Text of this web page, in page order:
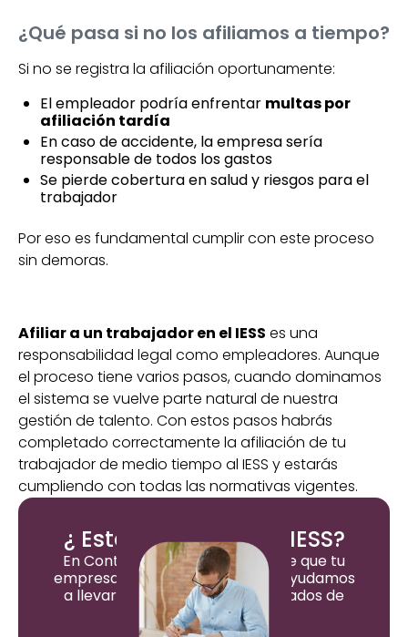
¿Qué pasa si no los afiliamos a tiempo?
Si no se registra la afiliación oportunamente:
El empleador podría enfrentar multas por
afiliación tardía
En caso de accidente, la empresa sería
responsable de todos los gastos
Se pierde cobertura en salud y riesgos para el
trabajador
Por eso es fundamental cumplir con este proceso
sin demoras.
Afiliar a un trabajador en el IESS es una
responsabilidad legal como empleadores. Aunque
el proceso tiene varios pasos, cuando dominamos
el sistema se vuelve parte natural de nuestra
gestión de talento. Con estos pasos habrás
completado correctamente la afiliación de tu
trabajador de medio tiempo al IESS y estarás
cumpliendo con todas las normativas vigentes.
¿ Estás al día con el IESS?
En ContApp Nos encargamos de que tu
empresa esté al día el IESS y te ayudamos
a llevar la nómina de tus empleados de
manera fácil